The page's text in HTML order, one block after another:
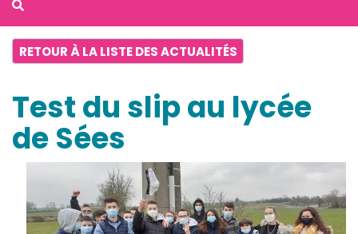
RETOUR À LA LISTE DES ACTUALITÉS
Test du slip au lycée
de Sées